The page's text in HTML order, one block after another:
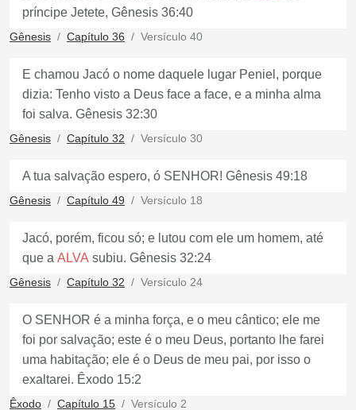
príncipe Jetete, Gênesis 36:40
Gênesis Capítulo 36 Versículo 40
E chamou Jacó o nome daquele lugar Peniel, porque
dizia: Tenho visto a Deus face a face, e a minha alma
foi salva. Gênesis 32:30
Gênesis Capítulo 32 Versículo 30
A tua salvação espero, ó SENHOR! Gênesis 49:18
Gênesis Capítulo 49 Versículo 18
Jacó, porém, ficou só; e lutou com ele um homem, até
que a ALVA subiu. Gênesis 32:24
Gênesis Capítulo 32 Versículo 24
O SENHOR é a minha força, e o meu cântico; ele me
foi por salvação; este é o meu Deus, portanto lhe farei
uma habitação; ele é o Deus de meu pai, por isso o
exaltarei. Êxodo 15:2
Êxodo Capítulo 15 Versículo 2